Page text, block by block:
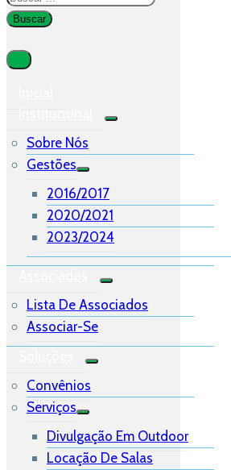
Sobre Nós
Gestões
2016/2017
2020/2021
2023/2024
Lista De Associados
Associar-Se
Convênios
Serviços
Divulgação Em Outdoor
Locação De Salas